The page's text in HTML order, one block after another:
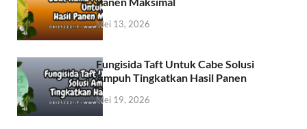
Mei 13, 2026
Fungisida Taft Untuk Cabe Solusi
Ampuh Tingkatkan Hasil Panen
Mei 19, 2026